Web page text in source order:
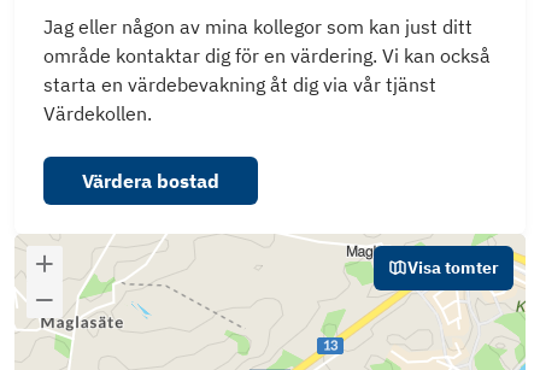
Jag eller någon av mina kollegor som kan just ditt
område kontaktar dig för en värdering. Vi kan också
starta en värdebevakning åt dig via vår tjänst
Värdekollen.
Värdera bostad
Visa tomter